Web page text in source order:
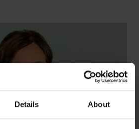
Details About